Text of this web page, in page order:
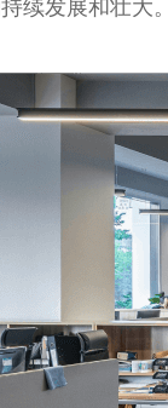
续发展和壮大。